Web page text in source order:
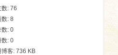
数: 76
数: 8
数: 0
数: 0
博客: 736 KB